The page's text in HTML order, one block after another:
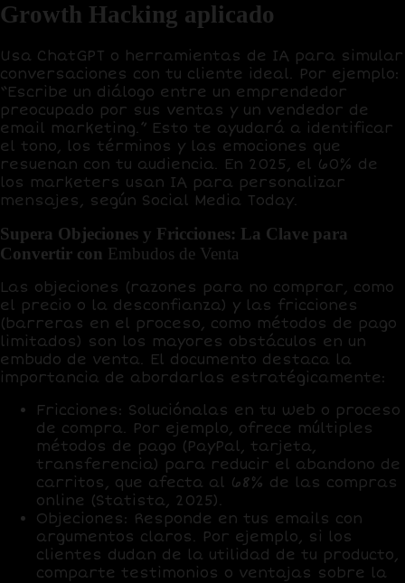
Growth Hacking aplicado
Usa ChatGPT o herramientas de IA para simular
conversaciones con tu cliente ideal. Por ejemplo:
“Escribe un diálogo entre un emprendedor
preocupado por sus ventas y un vendedor de
email marketing.” Esto te ayudará a identificar
el tono, los términos y las emociones que
resuenan con tu audiencia. En 2025, el 60% de
los marketers usan IA para personalizar
mensajes, según Social Media Today.
Supera Objeciones y Fricciones: La Clave para
Convertir con Embudos de Venta
Las objeciones (razones para no comprar, como
el precio o la desconfianza) y las fricciones
(barreras en el proceso, como métodos de pago
limitados) son los mayores obstáculos en un
embudo de venta. El documento destaca la
importancia de abordarlas estratégicamente:
Fricciones: Soluciónalas en tu web o proceso
de compra. Por ejemplo, ofrece múltiples
métodos de pago (PayPal, tarjeta,
transferencia) para reducir el abandono de
carritos, que afecta al 68% de las compras
online (Statista, 2025).
Objeciones: Responde en tus emails con
argumentos claros. Por ejemplo, si los
clientes dudan de la utilidad de tu producto,
comparte testimonios o ventajas sobre la